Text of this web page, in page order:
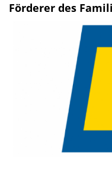
Förderer des